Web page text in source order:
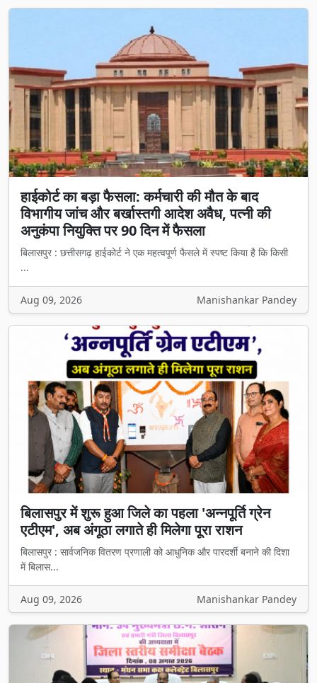
हाईकोर्ट का बड़ा फैसला: कर्मचारी की मौत के बाद
विभागीय जांच और बर्खास्तगी आदेश अवैध, पत्नी की
अनुकंपा नियुक्ति पर 90 दिन में फैसला
बिलासपुर : छत्तीसगढ़ हाईकोर्ट ने एक महत्वपूर्ण फैसले में स्पष्ट किया है कि किसी
...
Aug 09, 2026 Manishankar Pandey
बिलासपुर में शुरू हुआ जिले का पहला 'अन्नपूर्ति ग्रेन
एटीएम', अब अंगूठा लगाते ही मिलेगा पूरा राशन
बिलासपुर : सार्वजनिक वितरण प्रणाली को आधुनिक और पारदर्शी बनाने की दिशा
में बिलास...
Aug 09, 2026 Manishankar Pandey